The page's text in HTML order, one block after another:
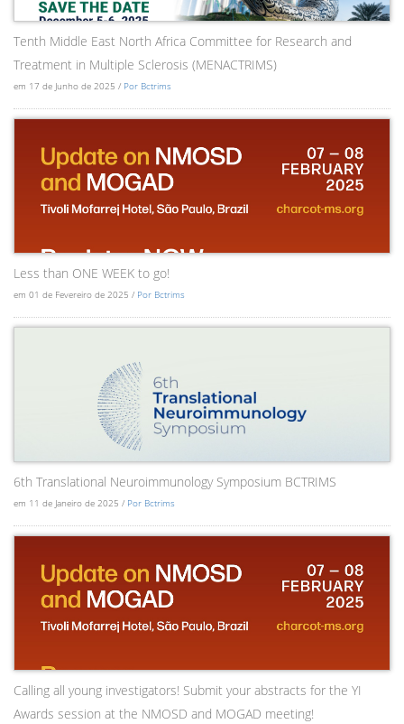
Tenth Middle East North Africa Committee for Research and
Treatment in Multiple Sclerosis (MENACTRIMS)
em 17 de Junho de 2025 / Por Bctrims
Less than ONE WEEK to go!
em 01 de Fevereiro de 2025 / Por Bctrims
6th Translational Neuroimmunology Symposium BCTRIMS
em 11 de Janeiro de 2025 / Por Bctrims
Calling all young investigators! Submit your abstracts for the YI
Awards session at the NMOSD and MOGAD meeting!